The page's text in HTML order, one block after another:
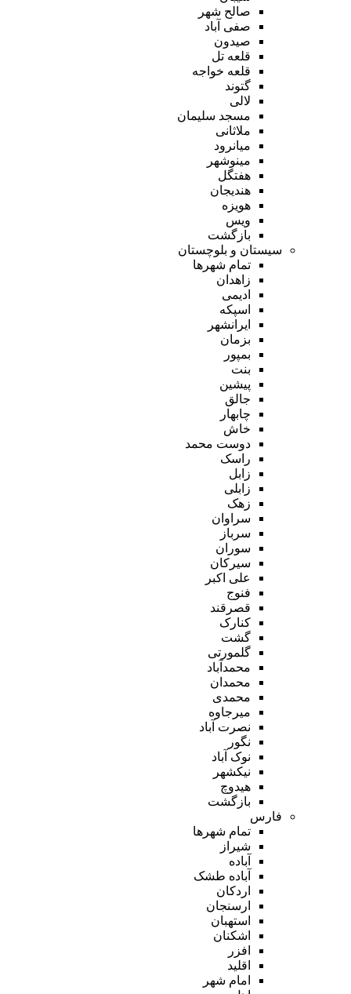
صالح شهر
صفی آباد
صیدون
قلعه تل
قلعه خواجه
گتوند
لالی
مسجد سلیمان
ملاثانی
میانرود
مینوشهر
هفتگل
هندیجان
هویزه
ویس
بازگشت
سیستان و بلوچستان
تمام شهر‌ها
زاهدان
ادیمی
اسپکه
ایرانشهر
بزمان
بمپور
بنت
پیشین
جالق
چابهار
خاش
دوست محمد
راسک
زابل
زابلی
زهک
سراوان
سرباز
سوران
سیرکان
علی اکبر
فنوج
قصرقند
کنارک
گشت
گلمورتی
محمدآباد
محمدان
محمدی
میرجاوه
نصرت آباد
نگور
نوک آباد
نیکشهر
هیدوچ
بازگشت
فارس
تمام شهر‌ها
شیراز
آباده
آباده طشک
اردکان
ارسنجان
استهبان
اشکنان
افزر
اقلید
امام شهر